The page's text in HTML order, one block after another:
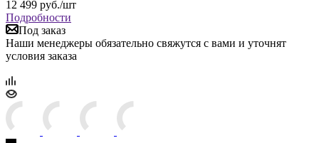
12 499 руб./шт
Подробности
Под заказ
Наши менеджеры обязательно свяжутся с вами и уточнят
условия заказа